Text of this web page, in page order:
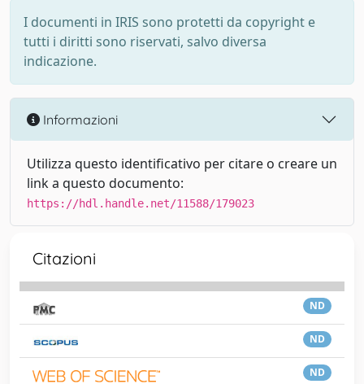
I documenti in IRIS sono protetti da copyright e
tutti i diritti sono riservati, salvo diversa
indicazione.
Informazioni
Utilizza questo identificativo per citare o creare un
link a questo documento:
https://hdl.handle.net/11588/179023
Citazioni
ND
ND
ND